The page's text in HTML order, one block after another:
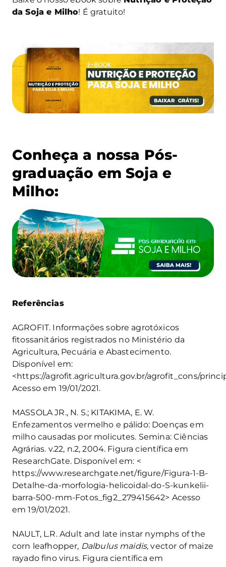
da Soja e Milho! É gratuito!
Conheça a nossa Pós-
graduação em Soja e
Milho:
Referências
AGROFIT. Informações sobre agrotóxicos
fitossanitários registrados no Ministério da
Agricultura, Pecuária e Abastecimento.
Disponível em:
<https://agrofit.agricultura.gov.br/agrofit_cons/
Acesso em 19/01/2021.
MASSOLA JR., N. S.; KITAKIMA, E. W.
Enfezamentos vermelho e pálido: Doenças em
milho causadas por molicutes. Semina: Ciências
Agrárias. v.22, n.2, 2004. Figura científica em
ResearchGate. Disponível em: <
https://www.researchgate.net/figure/Figura-1-B-
Detalhe-da-morfologia-helicoidal-do-S-kunkelii-
barra-500-mm-Fotos_fig2_279415642> Acesso
em 19/01/2021.
NAULT, L.R. Adult and late instar nymphs of the
corn leafhopper, Dalbulus maidis, vector of maize
rayado fino virus. Figura científica em